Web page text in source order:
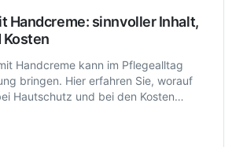
Handcreme: sinnvoller Inhalt,
Kosten
Handcreme kann im Pflegealltag
bringen. Hier erfahren Sie, worauf
Hautschutz und bei den Kosten